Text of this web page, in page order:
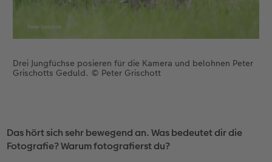
Drei Jungfüchse posieren für die Kamera und belohnen Peter
Grischotts Geduld. © Peter Grischott
Das hört sich sehr bewegend an. Was bedeutet dir die
Fotografie? Warum fotografierst du?